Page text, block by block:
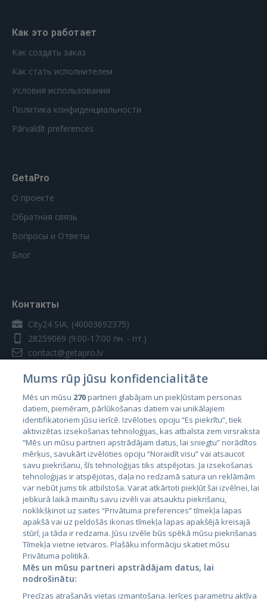
Как это работает
Как создать заказ
Как стать исполнителем
Условия использования
Политика конфиденциальности
Pārvaldīt preferences
GetaPro
О проекте
Обратная связь
Вопросы и Ответы
Блог
Контакты
City24 SIA, (40003692375)
28259069 (9:00-17:00 пн. - пт.)
contact@getapro.lv
Страны
Эстония
Латвия
Литва
City24.lv
CVbankas.lt
Mums rūp jūsu konfidencialitāte
Mēs un mūsu 270partneri glabājam un piekļūstam personas
datiem, piemēram, pārlūkošanas datiem vai unikālajiem
identifikatoriem jūsu ierīcē. Izvēloties opciju “Es piekrītu”, tiek
aktivizētas izsekošanas tehnoloģijas, kas atbalsta zem virsraksta
“Mēs un mūsu partneri apstrādājam datus, lai sniegtu” norādītos
mērķus, savukārt izvēloties opciju “Noraidīt visu” vai atsaucot
savu piekrišanu, šīs tehnoloģijas tiks atspējotas. Ja izsekošanas
tehnoloģijas ir atspējotas, daļa no redzamā satura un reklāmām
var nebūt jums tik atbilstoša. Varat atkārtoti piekļūt šai izvēlnei, lai
jebkurā laikā mainītu savu izvēli vai atsauktu piekrišanu,
noklikšķinot uz saites “Privātuma preferences” tīmekļa lapas
apakšā vai uz peldošās ikonas tīmekļa lapas apakšējā kreisajā
stūrī, ja tāda ir redzama. Jūsu izvēle būs spēkā mūsu piekrišanas
Tīmekļa vietne ietvaros. Plašāku informāciju skatiet mūsu
Privātuma politikā.
Mēs un mūsu partneri apstrādājam datus, lai
nodrošinātu:
Precīzas atrašanās vietas izmantošana. Ierīces parametru aktīva